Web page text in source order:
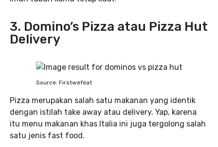
3. Domino’s Pizza atau Pizza Hut
Delivery
Source: Firstwefeat
Pizza merupakan salah satu makanan yang identik
dengan istilah take away atau delivery. Yap, karena
itu menu makanan khas Italia ini juga tergolong salah
satu jenis fast food.